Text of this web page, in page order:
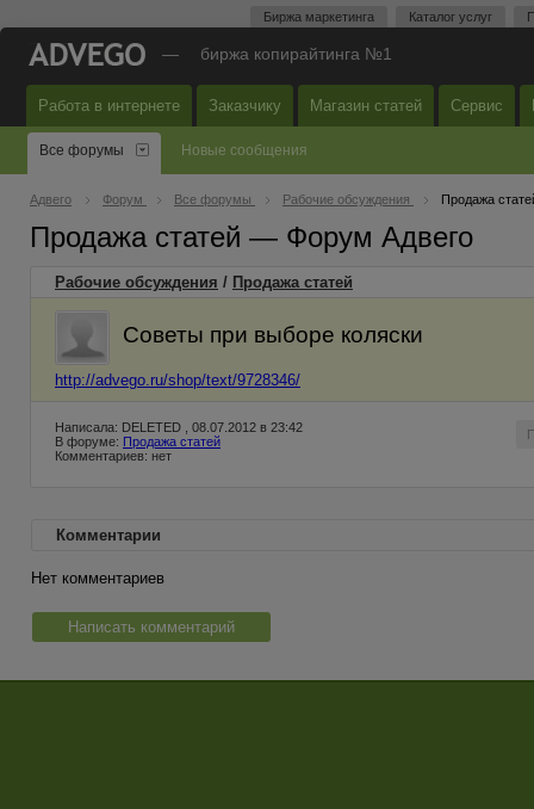
Биржа маркетинга Каталог услуг
— биржа копирайтинга №1
Работа в интернете Заказчику Магазин статей Сервис
Все форумы Новые сообщения
Адвего Форум Все форумы Рабочие обсуждения Продажа
Продажа статей — Форум Адвего
Рабочие обсуждения / Продажа статей
Советы при выборе коляски
http://advego.ru/shop/text/9728346/
Написала: DELETED , 08.07.2012 в 23:42
В форуме: Продажа статей
Комментариев: нет
Комментарии
Нет комментариев
Написать комментарий